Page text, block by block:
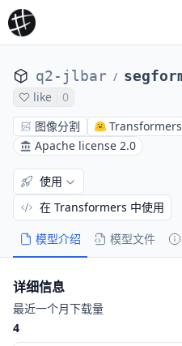
q2-jlbar /
like
0
图像分割
Transformers
Apache license 2.0
模型介绍 模型文件
使用
在 Transformers 中使用
详细信息
最近一个月下载量
4